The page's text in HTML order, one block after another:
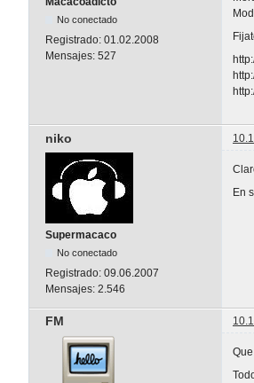
No conectado
Registrado: 01.02.2008
Mensajes: 527
niko
Supermacaco
No conectado
Registrado: 09.06.2007
Mensajes: 2.546
En
FM